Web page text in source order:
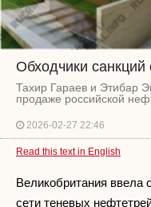
Обходчики
Тахир Гараев и Этибар
продаже российской
2026-02-27 22:46
Read this text in English
Великобритания ввела
сети теневых